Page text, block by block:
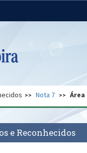
Gabinete de
Nota 7 Área
e Reconhecidos